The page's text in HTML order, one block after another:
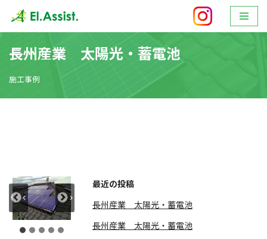
コ
ン
テ
ン
ホーム»長州産業 太陽光・蓄電池
長州産業 太陽光・蓄電池
施工事例
最近の投稿
長州産業 太陽光・蓄電池
長州産業 太陽光・蓄電池